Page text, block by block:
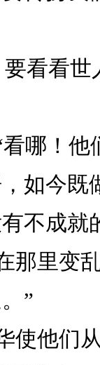
看看世
哪！他
如今既
不成就
那里变
”
使他们